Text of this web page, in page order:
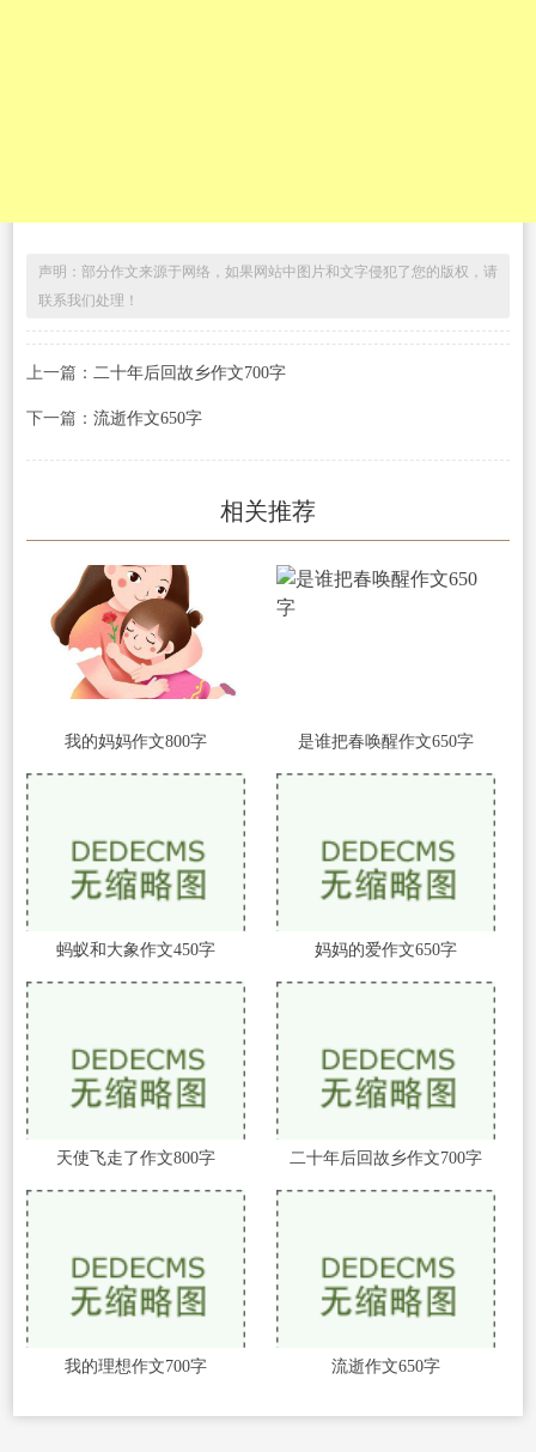
声明：部分作文来源于网络，如果网站中图片和文字侵犯了您的版权，请
联系我们处理！
上一篇： 二十年后回故乡作文700字
下一篇： 流逝作文650字
相关推荐
我的妈妈作文800字 是谁把春唤醒作文650字
蚂蚁和大象作文450字 妈妈的爱作文650字
天使飞走了作文800字 二十年后回故乡作文700字
我的理想作文700字 流逝作文650字